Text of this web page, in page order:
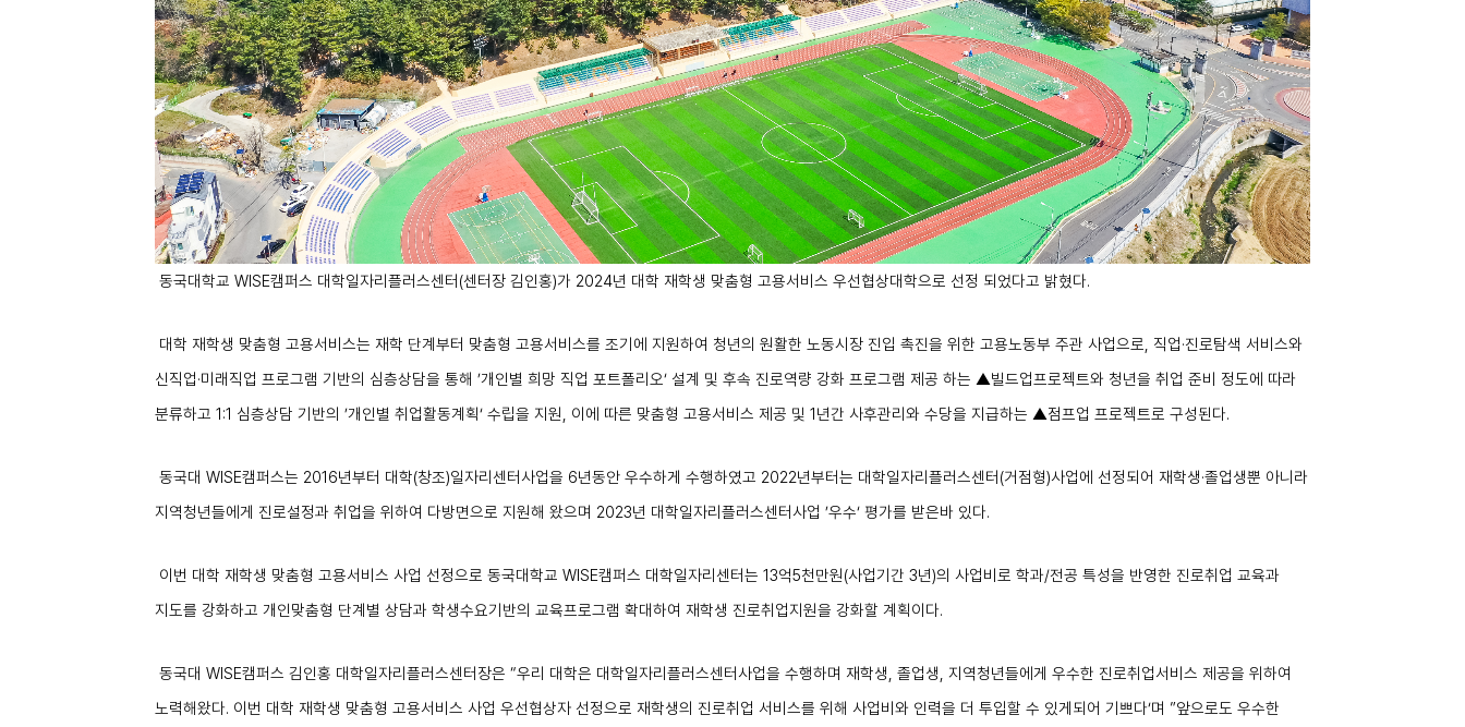
동국대학교 WISE캠퍼스 대학일자리플러스센터(센터장 김인홍)가 2024년 대학 재학생 맞춤형 고용서비스 우선협상대학으로 선정 되었다고 밝혔다.
대학 재학생 맞춤형 고용서비스는 재학 단계부터 맞춤형 고용서비스를 조기에 지원하여 청년의 원활한 노동시장 진입 촉진을 위한 고용노동부 주관 사업으로, 직업·진로탐색 서비스와
신직업·미래직업 프로그램 기반의 심층상담을 통해 ’개인별 희망 직업 포트폴리오‘ 설계 및 후속 진로역량 강화 프로그램 제공 하는 ▲빌드업프로젝트와 청년을 취업 준비 정도에 따라
분류하고 1:1 심층상담 기반의 ’개인별 취업활동계획‘ 수립을 지원, 이에 따른 맞춤형 고용서비스 제공 및 1년간 사후관리와 수당을 지급하는 ▲점프업 프로젝트로 구성된다.
동국대 WISE캠퍼스는 2016년부터 대학(창조)일자리센터사업을 6년동안 우수하게 수행하였고 2022년부터는 대학일자리플러스센터(거점형)사업에 선정되어 재학생·졸업생뿐 아니라
지역청년들에게 진로설정과 취업을 위하여 다방면으로 지원해 왔으며 2023년 대학일자리플러스센터사업 ’우수‘ 평가를 받은바 있다.
이번 대학 재학생 맞춤형 고용서비스 사업 선정으로 동국대학교 WISE캠퍼스 대학일자리센터는 13억5천만원(사업기간 3년)의 사업비로 학과/전공 특성을 반영한 진로취업 교육과
지도를 강화하고 개인맞춤형 단계별 상담과 학생수요기반의 교육프로그램 확대하여 재학생 진로취업지원을 강화할 계획이다.
동국대 WISE캠퍼스 김인홍 대학일자리플러스센터장은 “우리 대학은 대학일자리플러스센터사업을 수행하며 재학생, 졸업생, 지역청년들에게 우수한 진로취업서비스 제공을 위하여
노력해왔다. 이번 대학 재학생 맞춤형 고용서비스 사업 우선협상자 선정으로 재학생의 진로취업 서비스를 위해 사업비와 인력을 더 투입할 수 있게되어 기쁘다‘며 ”앞으로도 우수한